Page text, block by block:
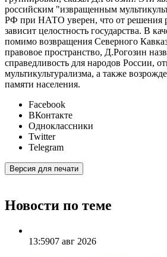
российским "извращенным
РФ при НАТО уверен, что от решения
зависит целостность государства. В
помимо возвращения Северного
правовое пространство, Д.Рогозин
справедливость для народов России,
мультикультурализма, а также
памяти населения.
Facebook
ВКонтакте
Одноклассники
Twitter
Telegram
Версия для печати
Новости по теме
13:5907 авг 2026